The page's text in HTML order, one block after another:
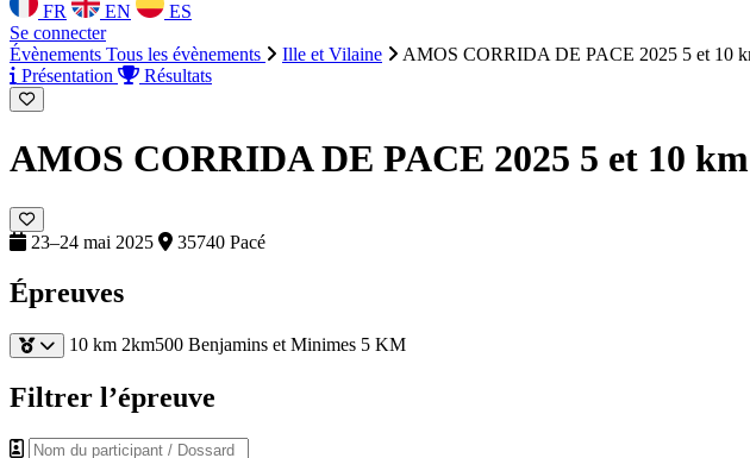
FR EN
ES
Se connecter
Évènements Tous les évènements Ille et Vilaine
AMOS CORRIDA DE PACE 2025 5 et 10
Présentation
Résultats
AMOS CORRIDA DE PACE 2025 5 et 10 km
23–24 mai 2025 35740 Pacé
Épreuves
10 km 2km500 Benjamins et Minimes 5 KM
Filtrer l’épreuve
Nom du participant / Dossard